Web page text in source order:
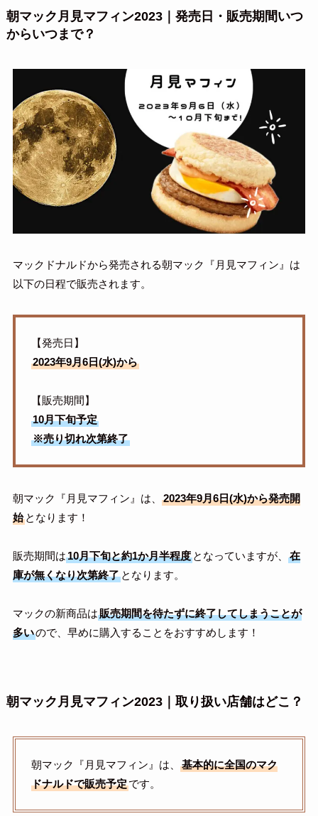
朝マック月見マフィン2023｜発売日・販売期間いつ
からいつまで？
マックドナルドから発売される朝マック『月見マフィン』は
以下の日程で販売されます。
【発売日】
2023年9月6日(水)から
【販売期間】
10月下旬予定
※売り切れ次第終了
朝マック『月見マフィン』は、
2023年9月6日(水)から発売開
始となります！
販売期間は10月下旬と約1か月半程度となっていますが、
在
庫が無くなり次第終了となります。
マックの新商品は販売期間を待たずに終了してしまうことが
多いので、早めに購入することをおすすめします！
朝マック月見マフィン2023｜取り扱い店舗はどこ？
朝マック『月見マフィン』は、基本的に全国のマク
ドナルドで販売予定です。